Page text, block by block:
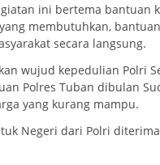
ini bertema
membutuhkan,
secara langsung.
wujud kepedulian Polri
Polres Tuban dibulan
yang kurang mampu.
Negeri dari Polri